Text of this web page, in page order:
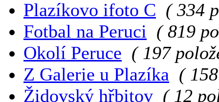
Plazíkovo ifoto C ( 334
Fotbal na Peruci ( 819
Okolí Peruce ( 197
Z Galerie u Plazíka (
Židovský hřbitov ( 12